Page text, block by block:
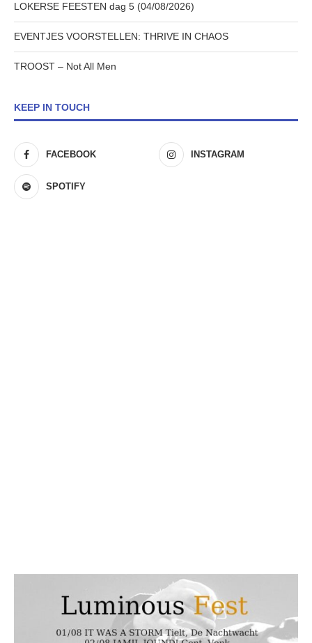
LOKERSE FEESTEN dag 5 (04/08/2026)
EVENTJES VOORSTELLEN: THRIVE IN CHAOS
TROOST – Not All Men
KEEP IN TOUCH
FACEBOOK INSTAGRAM
SPOTIFY